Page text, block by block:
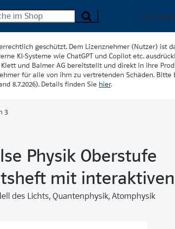
geschützt. Dem Lizenznehmer (Nutzer) ist
KI-Systeme wie ChatGPT und Copilot etc.
und Balmer AG bereitstellt und direkt in ihre
für alle von ihm zu vertretenden Schäden. Bitte
8.7.2026). Details finden Sie hier.
3
Physik Oberstufe
mit
des Lichts, Quantenphysik, Atomphysik